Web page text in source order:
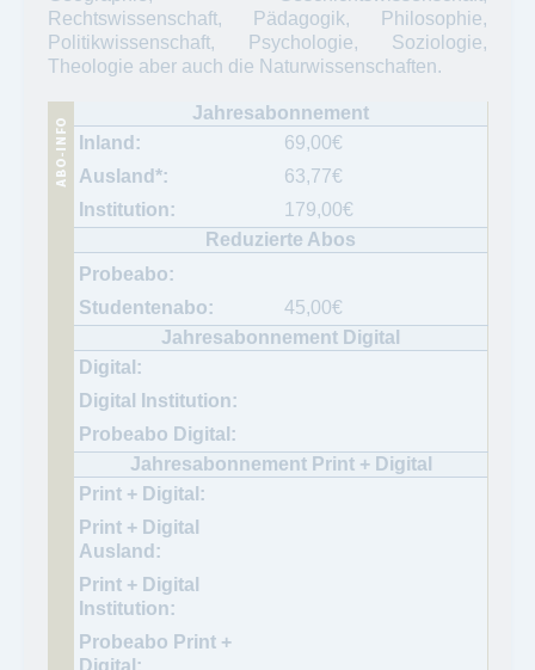
Rechtswissenschaft, Pädagogik, Philosophie,
Politikwissenschaft, Psychologie, Soziologie,
Theologie aber auch die Naturwissenschaften.
69,00€
63,77€
179,00€
45,00€